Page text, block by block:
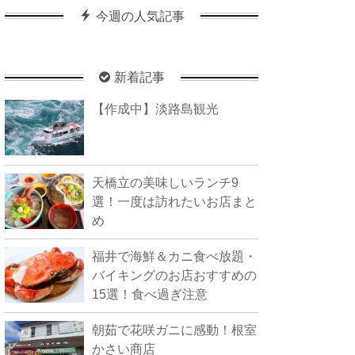
今週の人気記事
新着記事
【作成中】淡路島観光
天橋立の美味しいランチ9
選！一度は訪れたいお店まと
め
福井で海鮮＆カニ食べ放題・
バイキングのお店おすすめの
15選！食べ過ぎ注意
朝茹で花咲ガニに感動！根室
かさい商店